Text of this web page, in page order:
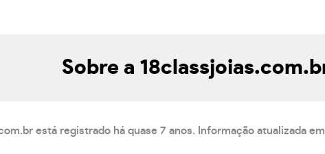
Sobre a
está registrado há quase 7 anos. Informação atualizada